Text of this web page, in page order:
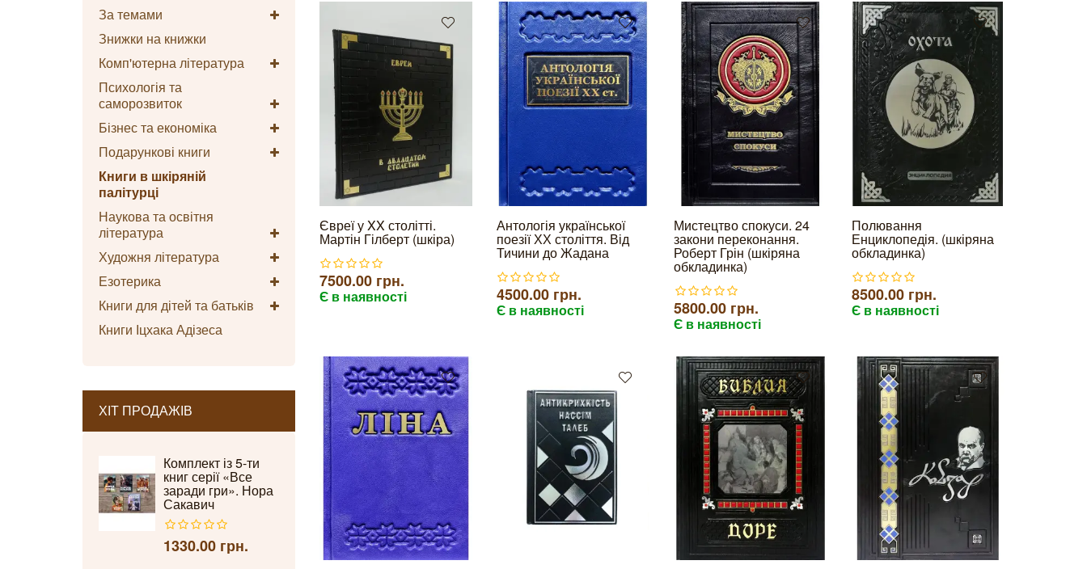
За темами
Знижки на книжки
Комп'ютерна література
Психологія та
саморозвиток
Бізнес та економіка
Подарункові книги
Книги в шкіряній
палітурці
Наукова та освітня
література
Художня література
Езотерика
Книги для дітей та батьків
Книги Іцхака Адізеса
ХІТ ПРОДАЖІВ
Комплект із 5-ти
книг серії «Все
заради гри». Нора
Сакавич
1330.00 грн.
Євреї у XX столітті.
Мартін Гілберт (шкіра)
7500.00 грн.
Є в наявності
Антологія української
поезії ХХ століття. Від
Тичини до Жадана
4500.00 грн.
Є в наявності
Мистецтво спокуси. 24
закони переконання.
Роберт Грін (шкіряна
обкладинка)
5800.00 грн.
Є в наявності
Полювання
Енциклопедія. (шкіряна
обкладинка)
8500.00 грн.
Є в наявності